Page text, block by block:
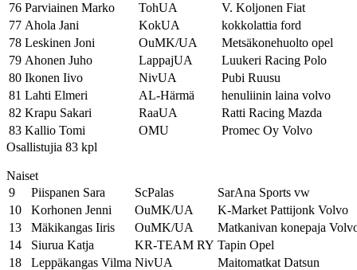
76 Parviainen Marko TohUA
V. Koljonen Fiat
77 Ahola Jani KokUA
kokkolattia ford
78 Leskinen Joni OuMK/UA
Metsäkonehuolto opel
79 Ahonen Juho LappajUA
Luukeri Racing Polo
80 Ikonen Iivo NivUA
Pubi Ruusu
81 Lahti Elmeri AL-Härmä
henuliinin laina volvo
82 Krapu Sakari RaaUA
Ratti Racing Mazda
83 Kallio Tomi OMU
Promec Oy Volvo
Osallistujia 83 kpl
Naiset
9
Piispanen Sara ScPalas
SarAna Sports vw
10
Korhonen Jenni OuMK/UA
K-Market Pattijonk Volvo
13
Mäkikangas Iiris OuMK/UA
Matkanivan konepaja
14
Siurua Katja KR-TEAM RY Tapin Opel
18
Leppäkangas Vilma NivUA
Maitomatkat Datsun